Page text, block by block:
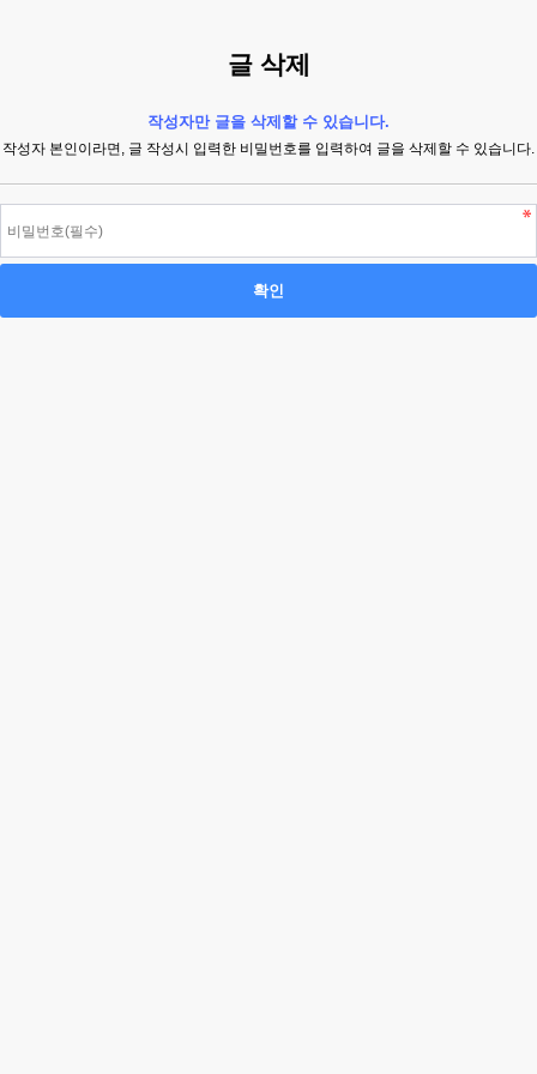
글 삭제
작성자만 글을 삭제할 수 있습니다.
작성자 본인이라면, 글 작성시 입력한 비밀번호를 입력하여 글을 삭제할 수 있습니다.